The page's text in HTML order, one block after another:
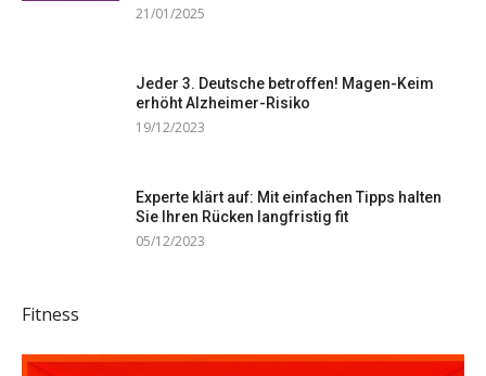
21/01/2025
Jeder 3. Deutsche betroffen! Magen-Keim
erhöht Alzheimer-Risiko
19/12/2023
Experte klärt auf: Mit einfachen Tipps halten
Sie Ihren Rücken langfristig fit
05/12/2023
Fitness